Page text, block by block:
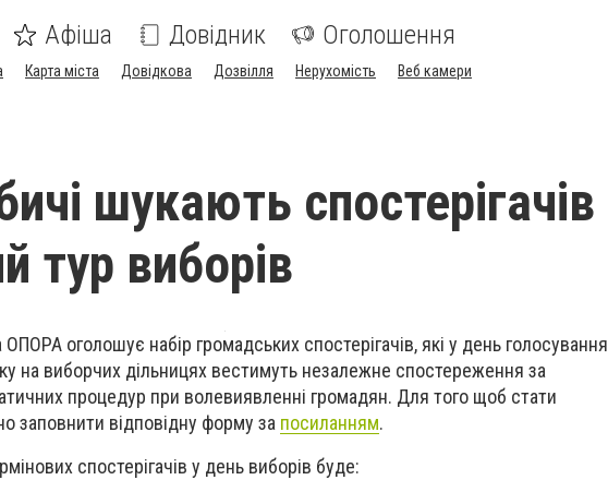
Афіша Довідник Оголошення
Карта міста Довідкова Дозвілля Нерухомість Веб камери
шукають спостерігачів
тур виборів
оголошує набір громадських спостерігачів, які у день голосування
на виборчих дільницях вестимуть незалежне спостереження за
процедур при волевиявленні громадян. Для того щоб стати
заповнити відповідну форму за посиланням.
спостерігачів у день виборів буде: